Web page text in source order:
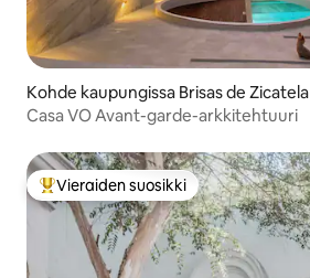
Kohde kaupungissa Brisas de Zicatela
Casa VO Avant-garde-arkkitehtuuri
Vieraiden suosikkien parhaimmistoa
Vieraiden suosikki